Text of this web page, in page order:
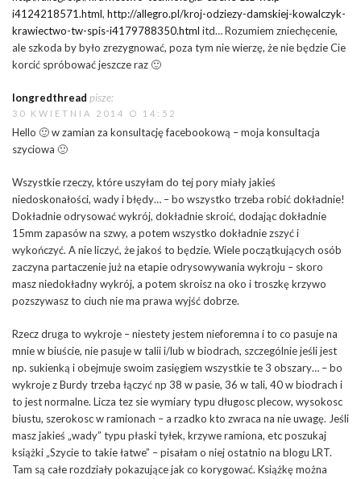
i4124218571.html, http://allegro.pl/kroj-odziezy-damskiej-kowalczyk-
krawiectwo-tw-spis-i4179788350.html itd… Rozumiem zniechęcenie,
ale szkoda by było zrezygnować, poza tym nie wierzę, że nie będzie Cie
korcić spróbować jeszcze raz 🙂
longredthread pisze:
30 KWIETNIA 2014 O 14:52
Hello 🙂 w zamian za konsultację facebookową – moja konsultacja
szyciowa 🙂
Wszystkie rzeczy, które uszyłam do tej pory miały jakieś
niedoskonałości, wady i błędy… – bo wszystko trzeba robić dokładnie!
Dokładnie odrysować wykrój, dokładnie skroić, dodając dokładnie
15mm zapasów na szwy, a potem wszystko dokładnie zszyć i
wykończyć. A nie liczyć, że jakoś to będzie. Wiele początkujących osób
zaczyna partaczenie już na etapie odrysowywania wykroju – skoro
masz niedokładny wykrój, a potem skroisz na oko i troszkę krzywo
pozszywasz to ciuch nie ma prawa wyjść dobrze.
Rzecz druga to wykroje – niestety jestem nieforemna i to co pasuje na
mnie w biuście, nie pasuje w talii i/lub w biodrach, szczególnie jeśli jest
np. sukienką i obejmuje swoim zasięgiem wszystkie te 3 obszary… – bo
wykroje z Burdy trzeba łączyć np 38 w pasie, 36 w tali, 40 w biodrach i
to jest normalne. Licza tez sie wymiary typu długosc plecow, wysokosc
biustu, szerokosc w ramionach – a rzadko kto zwraca na nie uwagę. Jeśli
masz jakieś „wady” typu płaski tyłek, krzywe ramiona, etc poszukaj
książki „Szycie to takie łatwe” – pisałam o niej ostatnio na blogu LRT.
Tam są całe rozdziały pokazujące jak co korygować. Książkę można